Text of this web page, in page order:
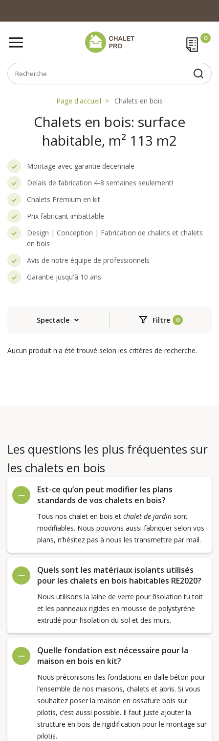
Page d'accueil Chalets en bois
Chalets en bois: surface
habitable, m² 113 m2
Montage avec garantie decennale
Delais de fabrication 4-8 semaines seulement!
Chalets Premium en kit
Prix fabricant imbattable
Design | Conception | Fabrication de chalets et chalets
en bois
Avis de notre équipe de professionnels
Garantie jusqu'à 10 ans
Spectacle Filtre
Aucun produit n'a été trouvé selon les critères de recherche.
Les questions les plus fréquentes sur
les chalets en bois
Est-ce qu’on peut modifier les plans
standards de vos chalets en bois?
Tous nos chalet en bois et chalet de jardinsont
modifiables. Nous pouvons aussi fabriquer selon vos
plans, n’hésitez pas à nous les transmettre par mail.
Quels sont les matériaux isolants utilisés
pour les chalets en bois habitables RE2020?
Nous utilisons la laine de verre pour l’isolation tu toit
et les panneaux rigides en mousse de polystyrène
extrudé pour l’isolation du sol et des murs.
Quelle fondation est nécessaire pour la
maison en bois en kit?
Nous préconisons les fondations en dalle béton pour
l’ensemble de nos maisons, chalets et abris. Si vous
souhaitez poser la maison en ossature bois sur
pilotis, c’est aussi possible. Il faut juste ajouter la
structure en bois de rigidification pour le montage sur
pilotis.